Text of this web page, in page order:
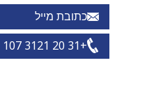
כתובת מייל
+31 20 3121 107